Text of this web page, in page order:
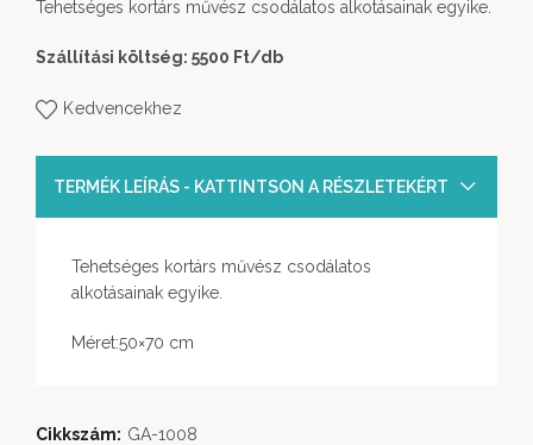
Tehetséges kortárs művész csodálatos alkotásainak egyike.
Szállítási költség: 5500 Ft/db
Kedvencekhez
TERMÉK LEÍRÁS - KATTINTSON A RÉSZLETEKÉRT
Tehetséges kortárs művész csodálatos
alkotásainak egyike.
Méret:50×70 cm
Cikkszám: GA-1008